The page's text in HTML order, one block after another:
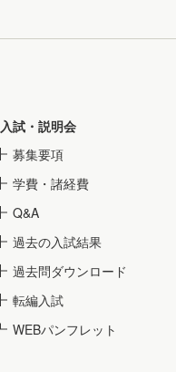
入試・説明会
募集要項
学費・諸経費
Q&A
過去の入試結果
過去問ダウンロード
転編入試
WEBパンフレット